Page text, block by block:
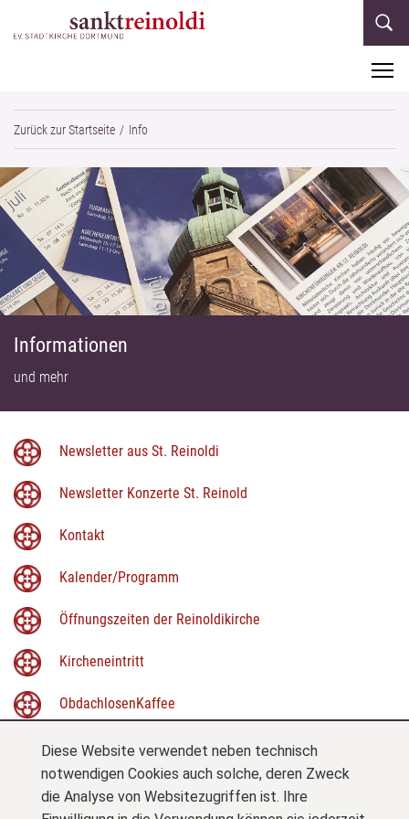
Zurück zur Startseite Info
Informationen
und mehr
Newsletter aus St. Reinoldi
Newsletter Konzerte St. Reinold
Kontakt
Kalender/Programm
Öffnungszeiten der Reinoldikirche
Kircheneintritt
ObdachlosenKaffee
Weltflüchtlingstag
StadtKirchenForum
Diese Website verwendet neben technisch
notwendigen Cookies auch solche, deren Zweck
die Analyse von Websitezugriffen ist. Ihre